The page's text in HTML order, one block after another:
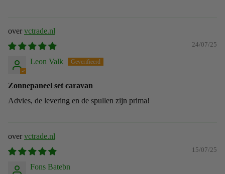
vctrade.nl
24/07/25
Leon Valk
Zonnepaneel set caravan
Advies, de levering en de spullen zijn prima!
vctrade.nl
15/07/25
Fons Batebn